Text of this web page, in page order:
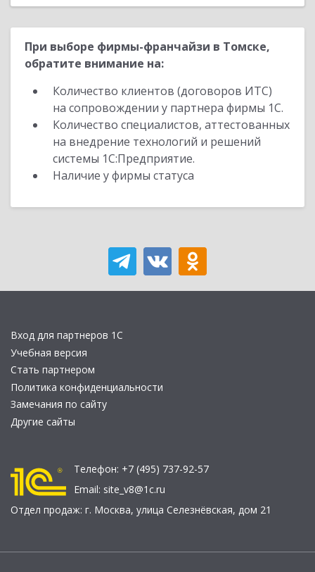
При выборе фирмы-франчайзи в Томске,
обратите внимание на:
Количество клиентов (договоров ИТС)
на сопровождении у партнера фирмы 1С.
Количество специалистов, аттестованных
на внедрение технологий и решений
системы 1С:Предприятие.
Наличие у фирмы статуса
Вход для партнеров 1С
Учебная версия
Стать партнером
Политика конфиденциальности
Замечания по сайту
Другие сайты
Телефон: +7 (495) 737-92-57
Email: site_v8@1c.ru
Отдел продаж: г. Москва, улица Селезнёвская, дом 21